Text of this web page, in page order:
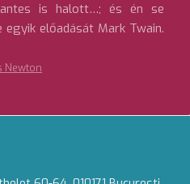
is halott…; és én se
előadását Mark Twain.
Newton